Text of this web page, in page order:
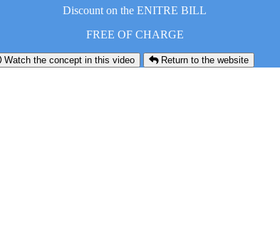
Discount on the ENITRE BILL
FREE OF CHARGE
Watch the concept in this video Return to the website